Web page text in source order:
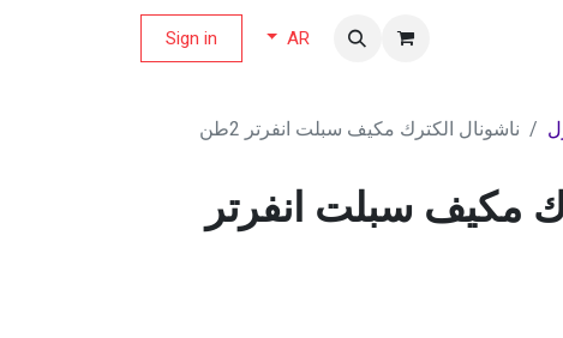
AR
Sign in
ناشونال الكترك مكيف سبلت انفرتر 2طن
مكيف سبلت انفرتر